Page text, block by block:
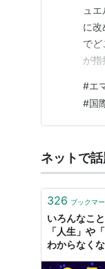
ュ
に
でど
が指
ン攻
る
#エ
#国
ネットで話
326 ブックマ
いろんなこ
「人生」や
わからなく